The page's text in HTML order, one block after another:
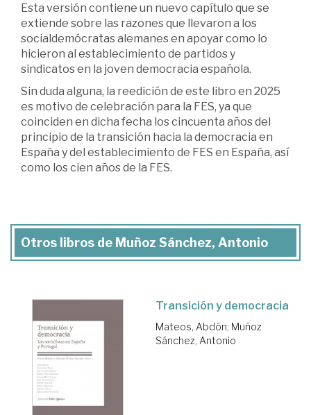
Esta versión contiene un nuevo capítulo que se
extiende sobre las razones que llevaron a los
socialdemócratas alemanes en apoyar como lo
hicieron al establecimiento de partidos y
sindicatos en la joven democracia española.
Sin duda alguna, la reedición de este libro en 2025
es motivo de celebración para la FES, ya que
coinciden en dicha fecha los cincuenta años del
principio de la transición hacia la democracia en
España y del establecimiento de FES en España, así
como los cien años de la FES.
Otros libros de Muñoz Sánchez, Antonio
Transición y democracia
Mateos, Abdón; Muñoz
Sánchez, Antonio